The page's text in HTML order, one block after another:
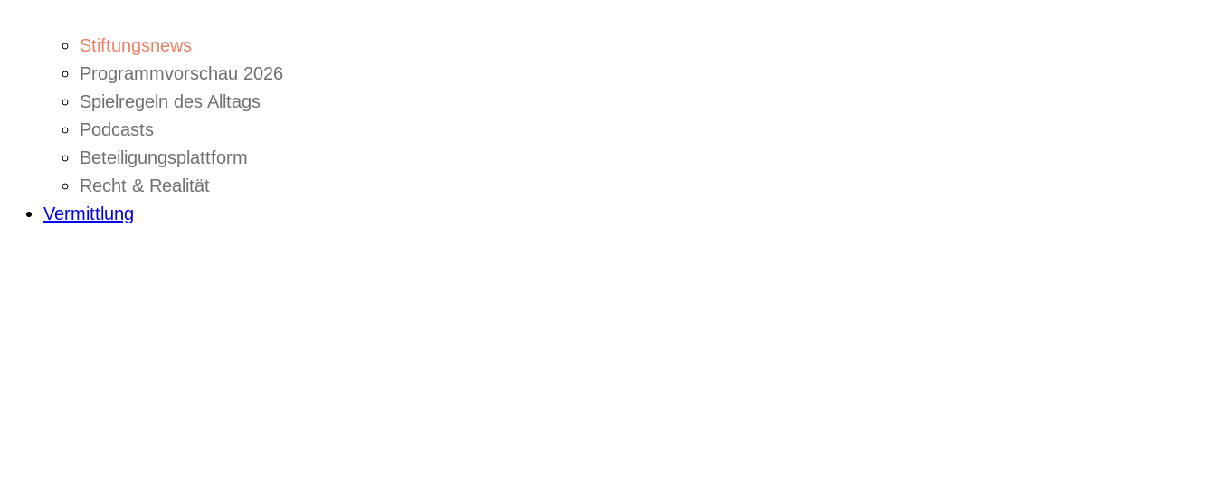
Stiftungsnews
Programmvorschau 2026
Spielregeln des Alltags
Podcasts
Beteiligungsplattform
Recht & Realität
Vermittlung